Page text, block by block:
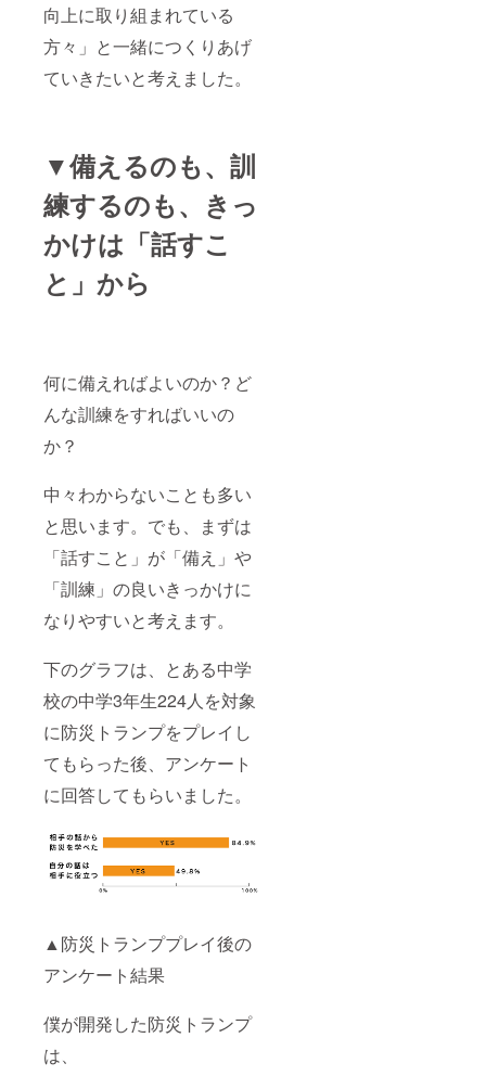
向上に取り組まれている
方々」と一緒につくりあげ
ていきたいと考えました。
▼備えるのも、訓
練するのも、きっ
かけは「話すこ
と」から
何に備えればよいのか？ど
んな訓練をすればいいの
か？
中々わからないことも多い
と思います。でも、まずは
「話すこと」が「備え」や
「訓練」の良いきっかけに
なりやすいと考えます。
下のグラフは、とある中学
校の中学3年生224人を対象
に防災トランプをプレイし
てもらった後、アンケート
に回答してもらいました。
▲防災トランププレイ後の
アンケート結果
僕が開発した防災トランプ
は、